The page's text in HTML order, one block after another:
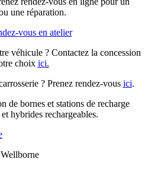
une réparation.
vous en atelier
véhicule ? Contactez la concession
choix ici.
? Prenez rendez-vous ici.
de bornes et stations de recharge
hybrides rechargeables.